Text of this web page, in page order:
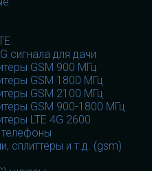
сигнала для дачи
GSM 900 МГц
GSM 1800 МГц
GSM 2100 МГц
GSM 900-1800 МГц
LTE 4G 2600
сплиттеры и т.д. (gsm)